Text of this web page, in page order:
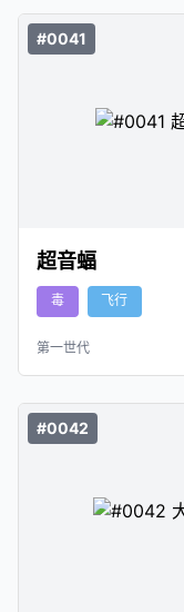
#0041
超音蝠
毒 飞行
第一世代
#0042